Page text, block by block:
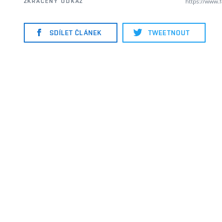
SDÍLET ČLÁNEK TWEETNOUT